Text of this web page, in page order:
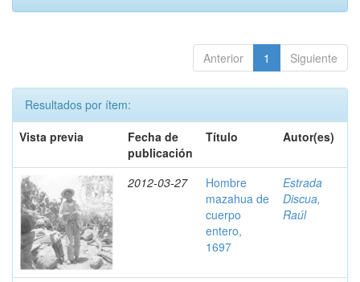
Anterior 1 Siguiente
Resultados por ítem:
Vista previa
Fecha de
publicación
Título Autor(es)
2012-03-27
Hombre
mazahua de
cuerpo
entero,
1697
Estrada
Discua,
Raúl